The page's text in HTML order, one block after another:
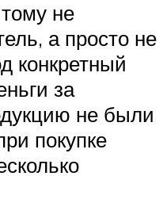
не
а просто не
конкретный
за
не были
покупке